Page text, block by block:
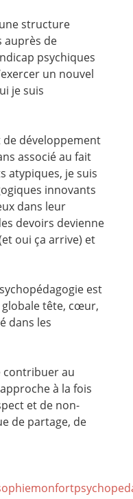
structure
auprès de
psychiques
un nouvel
je suis
de développement
associé au fait
atypiques, je suis
innovants
dans leur
devoirs devienne
oui ça arrive) et
est
globale tête, cœur,
dans les
contribuer au
à la fois
et de non-
de partage, de